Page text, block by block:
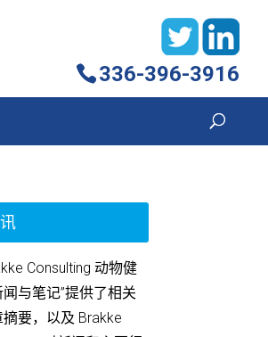
336-396-3916
Consulting 动物健
闻与笔记”提供了相关
摘要，以及 Brakke